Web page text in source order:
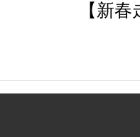
【新